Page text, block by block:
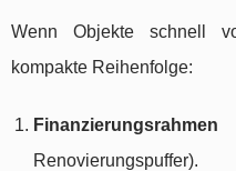
Wenn Objekte schnell
kompakte Reihenfolge:
Finanzierungsrahmen
Renovierungspuffer).